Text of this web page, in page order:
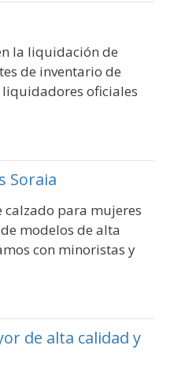
la liquidación de
de inventario de
liquidadores oficiales
Soraia
calzado para mujeres
modelos de alta
con minoristas y
de alta calidad y